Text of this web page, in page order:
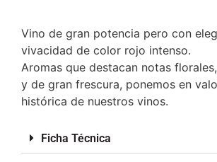
Vino de gran potencia pero con
vivacidad de color rojo intenso.
Aromas que destacan notas
y de gran frescura, ponemos en
histórica de nuestros vinos.
Ficha Técnica